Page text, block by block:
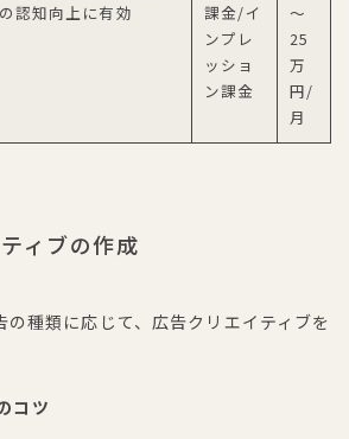
認知向上に有効
課金/イ
ンプレ
ッショ
ン課金
～
25
万
円/
月
ィブの作成
種類に応じて、広告クリエイティブを
コツ